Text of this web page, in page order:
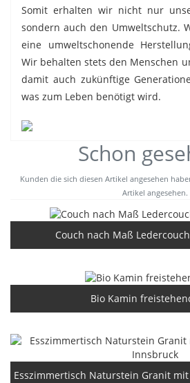
Somit erhalten wir nicht nur
sondern auch den Umweltschutz.
eine umweltschonende
Wir behalten stets den Menschen
damit auch zukünftige
was zum Leben benötigt wird.
Schon
Kunden die sich diesen Artikel angesehen
Artikel angesehen.
Couch nach Maß
Bio Kamin
Esszimmertisch Naturstein Granit